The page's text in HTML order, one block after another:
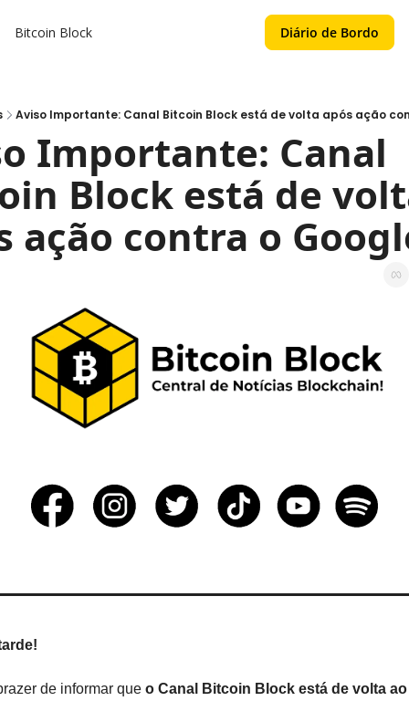
Bitcoin Block Diário de Bordo
Aviso Importante: Canal Bitcoin Block está de volta após ação
Importante: Canal
Block está de
ação contra o
de informar que o Canal Bitcoin Block está de volta